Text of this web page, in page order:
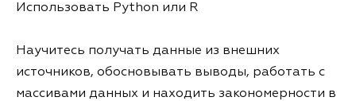
Использовать Python или R
Научитесь получать данные из внешних
источников, обосновывать выводы, работать с
массивами данных и находить закономерности в